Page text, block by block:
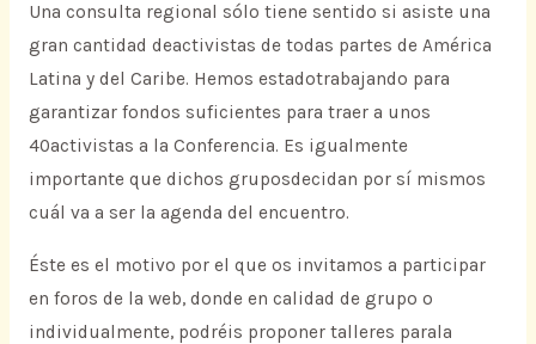
Una consulta regional sólo tiene sentido si asiste una
gran cantidad deactivistas de todas partes de América
Latina y del Caribe. Hemos estadotrabajando para
garantizar fondos suficientes para traer a unos
40activistas a la Conferencia. Es igualmente
importante que dichos gruposdecidan por sí mismos
cuál va a ser la agenda del encuentro.
Éste es el motivo por el que os invitamos a participar
en foros de la web, donde en calidad de grupo o
individualmente, podréis proponer talleres parala